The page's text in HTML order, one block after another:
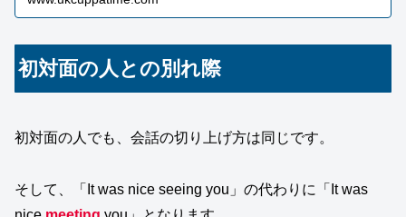
初対面の人との別れ際
初対面の人でも、会話の切り上げ方は同じです。
そして、「It was nice seeing you」の代わりに「It was